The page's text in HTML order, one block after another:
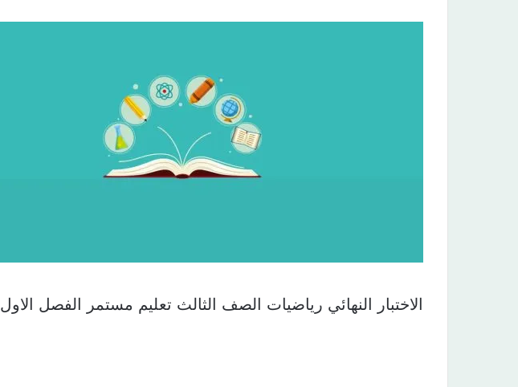
الاختبار النهائي رياضيات الصف الثالث تعليم مستمر الفصل الاول